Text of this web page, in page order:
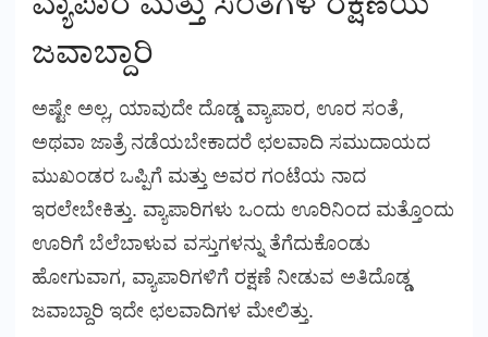
ಜವಾಬ್ದಾರಿ
ಅಷ್ಟೇ ಅಲ್ಲ, ಯಾವುದೇ ದೊಡ್ಡ ವ್ಯಾಪಾರ, ಊರ ಸಂತೆ,
ಅಥವಾ ಜಾತ್ರೆ ನಡೆಯಬೇಕಾದರೆ ಛಲವಾದಿ ಸಮುದಾಯದ
ಮುಖಂಡರ ಒಪ್ಪಿಗೆ ಮತ್ತು ಅವರ ಗಂಟೆಯ ನಾದ
ಇರಲೇಬೇಕಿತ್ತು. ವ್ಯಾಪಾರಿಗಳು ಒಂದು ಊರಿನಿಂದ ಮತ್ತೊಂದು
ಊರಿಗೆ ಬೆಲೆಬಾಳುವ ವಸ್ತುಗಳನ್ನು ತೆಗೆದುಕೊಂಡು
ಹೋಗುವಾಗ, ವ್ಯಾಪಾರಿಗಳಿಗೆ ರಕ್ಷಣೆ ನೀಡುವ ಅತಿದೊಡ್ಡ
ಜವಾಬ್ದಾರಿ ಇದೇ ಛಲವಾದಿಗಳ ಮೇಲಿತ್ತು.